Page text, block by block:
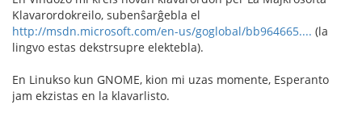
Klavarordokreilo, subenŝarĝebla el
http://msdn.microsoft.com/en-us/goglobal/bb964665.... (la
lingvo estas dekstrsupre elektebla).
En Linukso kun GNOME, kion mi uzas momente, Esperanto
jam ekzistas en la klavarlisto.